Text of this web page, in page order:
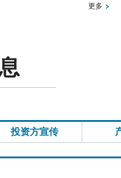
更多
投资方宣传